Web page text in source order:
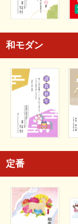
和モダン
定番